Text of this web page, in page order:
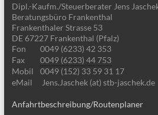
Dipl.-Kaufm./Steuerberater Jens
Beratungsbüro Frankenthal
Frankenthaler Strasse 53
DE 67227 Frankenthal (Pfalz)
Fon
0049 (6233) 42 353
Fax
0049 (6233) 44 753
Mobil
0049 (152) 33 59 31 17
eMail
Jens.Jaschek (at) stb-jaschek.de
Anfahrtbeschreibung/Routenplaner